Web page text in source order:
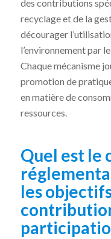
des contributions
recyclage et de la
décourager
l’environnement par
Chaque mécanisme
promotion de
en matière de
ressources.
Quel est le
les